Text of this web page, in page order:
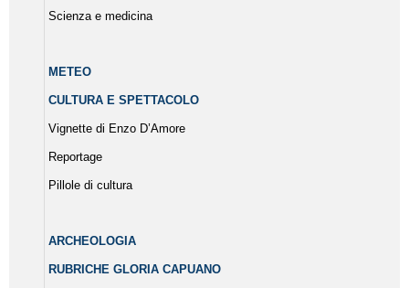
Scienza e medicina
METEO
CULTURA E SPETTACOLO
Vignette di Enzo D’Amore
Reportage
Pillole di cultura
ARCHEOLOGIA
RUBRICHE GLORIA CAPUANO